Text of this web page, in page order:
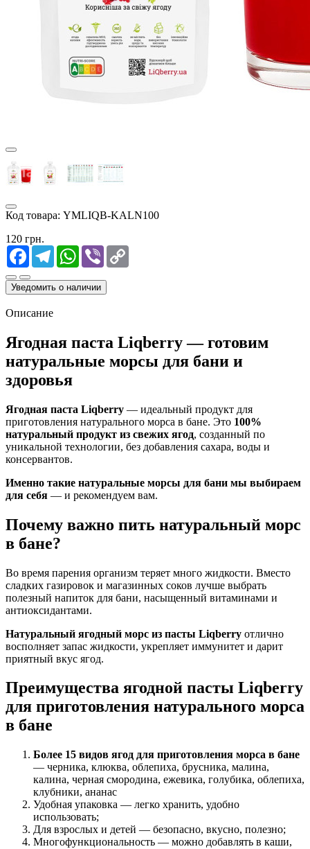
Код товара: YMLIQB-KALN100
120 грн.
FacebookTelegramWhatsApp
Viber
Уведомить о наличии
Описание
Ягодная паста Liqberry — готовим
натуральные морсы для бани и
здоровья
Ягодная паста Liqberry — идеальный продукт для
приготовления натурального морса в бане. Это 100%
натуральный продукт из свежих ягод, созданный по
уникальной технологии, без добавления сахара, воды и
консервантов.
Именно такие натуральные морсы для бани мы выбираем
для себя — и рекомендуем вам.
Почему важно пить натуральный морс
в бане?
Во время парения организм теряет много жидкости. Вместо
сладких газировок и магазинных соков лучше выбрать
полезный напиток для бани, насыщенный витаминами и
антиоксидантами.
Натуральный ягодный морс из пасты Liqberry отлично
восполняет запас жидкости, укрепляет иммунитет и дарит
приятный вкус ягод.
Преимущества ягодной пасты Liqberry
для приготовления натурального морса
в бане
Более 15 видов ягод для приготовления морса в бане
— черника, клюква, облепиха, брусника, малина,
калина, черная смородина, ежевика, голубика, облепиха,
клубники, ананас
Удобная упаковка — легко хранить, удобно
использовать;
Для взрослых и детей — безопасно, вкусно, полезно;
Многофункциональность — можно добавлять в каши,